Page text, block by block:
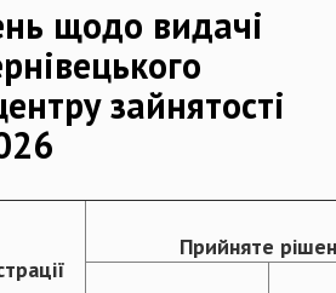
щодо видачі
зайнятості
Прийняте